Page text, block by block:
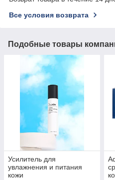
Все условия возврата
Подобные товары
Усилитель для
увлажнения и питания
кожи